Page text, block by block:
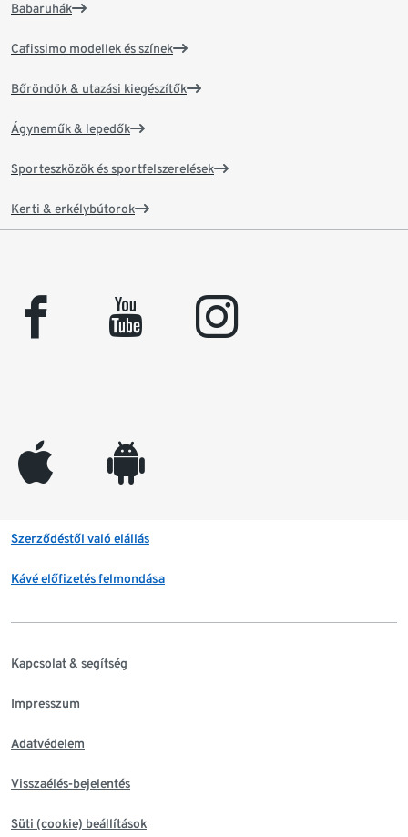
Babaruhák
Cafissimo modellek és színek
Bőröndök & utazási kiegészítők
Ágyneműk & lepedők
Sporteszközök és sportfelszerelések
Kerti & erkélybútorok
facebook youtube instagram
appleinc android
Szerződéstől való elállás
Kávé előfizetés felmondása
Kapcsolat & segítség
Impresszum
Adatvédelem
Visszaélés-bejelentés
Süti (cookie) beállítások